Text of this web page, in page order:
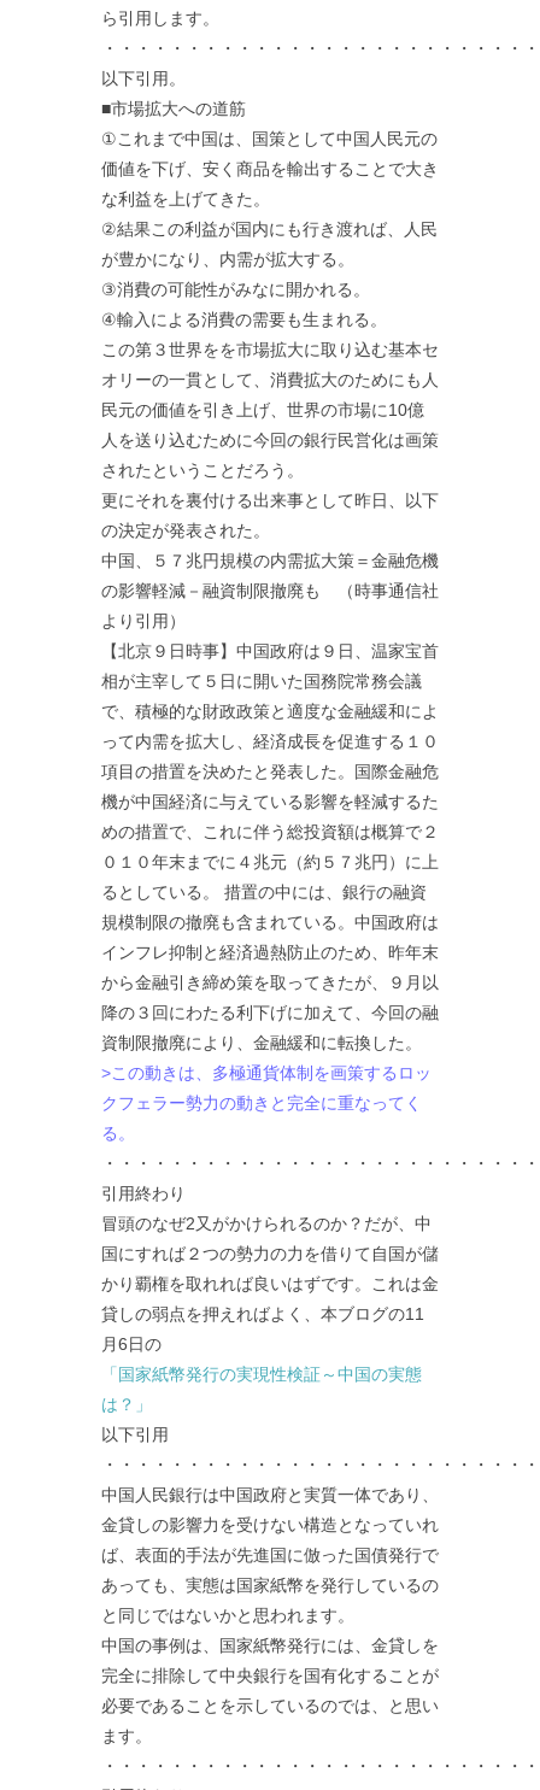
ら引用します。
・・・・・・・・・・・・・・・・・・・・・・・・
以下引用。
■市場拡大への道筋
①これまで中国は、国策として中国人民元の
価値を下げ、安く商品を輸出することで大き
な利益を上げてきた。
②結果この利益が国内にも行き渡れば、人民
が豊かになり、内需が拡大する。
③消費の可能性がみなに開かれる。
④輸入による消費の需要も生まれる。
この第３世界をを市場拡大に取り込む基本セ
オリーの一貫として、消費拡大のためにも人
民元の価値を引き上げ、世界の市場に10億
人を送り込むために今回の銀行民営化は画策
されたということだろう。
更にそれを裏付ける出来事として昨日、以下
の決定が発表された。
中国、５７兆円規模の内需拡大策＝金融危機
の影響軽減－融資制限撤廃も （時事通信社
より引用）
【北京９日時事】中国政府は９日、温家宝首
相が主宰して５日に開いた国務院常務会議
で、積極的な財政政策と適度な金融緩和によ
って内需を拡大し、経済成長を促進する１０
項目の措置を決めたと発表した。国際金融危
機が中国経済に与えている影響を軽減するた
めの措置で、これに伴う総投資額は概算で２
０１０年末までに４兆元（約５７兆円）に上
るとしている。 措置の中には、銀行の融資
規模制限の撤廃も含まれている。中国政府は
インフレ抑制と経済過熱防止のため、昨年末
から金融引き締め策を取ってきたが、９月以
降の３回にわたる利下げに加えて、今回の融
資制限撤廃により、金融緩和に転換した。
>この動きは、多極通貨体制を画策するロッ
クフェラー勢力の動きと完全に重なってく
る。
・・・・・・・・・・・・・・・・・・・・・・・・
引用終わり
冒頭のなぜ2又がかけられるのか？だが、中
国にすれば２つの勢力の力を借りて自国が儲
かり覇権を取れれば良いはずです。これは金
貸しの弱点を押えればよく、本ブログの11
月6日の
「国家紙幣発行の実現性検証～中国の実態
は？」
以下引用
・・・・・・・・・・・・・・・・・・・・・・・・・
中国人民銀行は中国政府と実質一体であり、
金貸しの影響力を受けない構造となっていれ
ば、表面的手法が先進国に倣った国債発行で
あっても、実態は国家紙幣を発行しているの
と同じではないかと思われます。
中国の事例は、国家紙幣発行には、金貸しを
完全に排除して中央銀行を国有化することが
必要であることを示しているのでは、と思い
ます。
・・・・・・・・・・・・・・・・・・・・・・・・・